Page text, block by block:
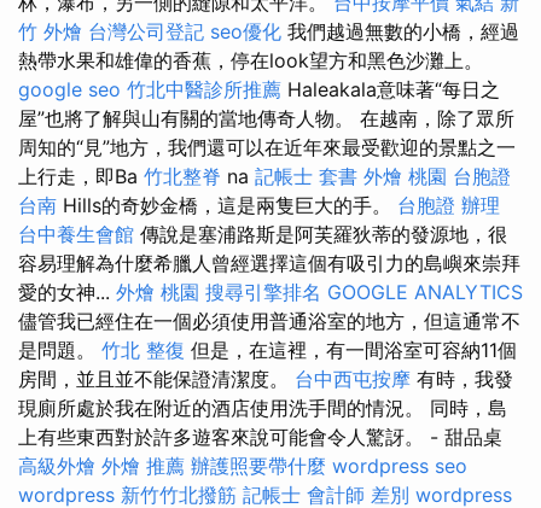
竹 外燴 台灣公司登記 seo優化 我們越過無數的小橋，經過
熱帶水果和雄偉的香蕉，停在look望方和黑色沙灘上。
google seo 竹北中醫診所推薦 Haleakala意味著“每日之
屋”也將了解與山有關的當地傳奇人物。 在越南，除了眾所
周知的“見”地方，我們還可以在近年來最受歡迎的景點之一
上行走，即Ba 竹北整脊 na 記帳士 套書 外燴 桃園 台胞證
台南 Hills的奇妙金橋，這是兩隻巨大的手。 台胞證 辦理
台中養生會館 傳說是塞浦路斯是阿芙羅狄蒂的發源地，很
容易理解為什麼希臘人曾經選擇這個有吸引力的島嶼來崇拜
愛的女神... 外燴 桃園 搜尋引擎排名 GOOGLE ANALYTICS
儘管我已經住在一個必須使用普通浴室的地方，但這通常不
是問題。 竹北 整復 但是，在這裡，有一間浴室可容納11個
房間，並且並不能保證清潔度。 台中西屯按摩 有時，我發
現廁所處於我在附近的酒店使用洗手間的情況。 同時，島
上有些東西對於許多遊客來說可能會令人驚訝。 - 甜品桌
高級外燴 外燴 推薦 辦護照要帶什麼 wordpress seo
wordpress 新竹竹北撥筋 記帳士 會計師 差別 wordpress